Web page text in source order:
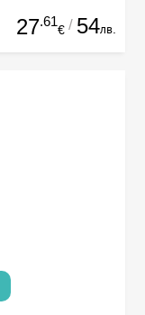
27.61
€ / 54лв.